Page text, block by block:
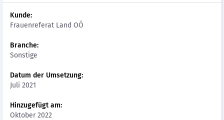
Kunde:
Frauenreferat Land OÖ
Branche:
Sonstige
Datum der Umsetzung:
Juli 2021
Hinzugefügt am:
Oktober 2022